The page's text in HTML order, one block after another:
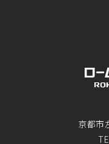
京都市